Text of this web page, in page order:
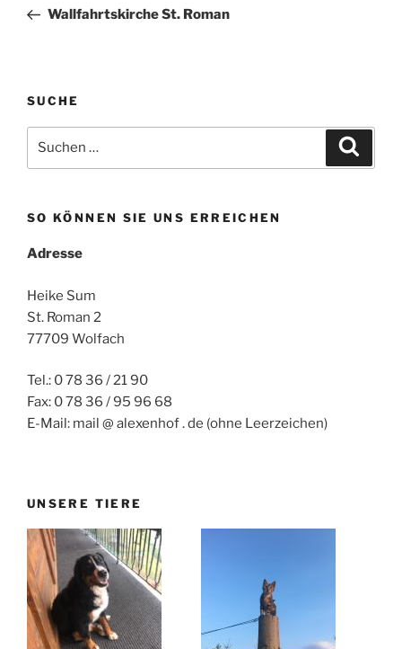
Beitrag
Wallfahrtskirche St. Roman
SUCHE
nach:
SO KÖNNEN SIE UNS ERREICHEN
Adresse
Heike Sum
St. Roman 2
77709 Wolfach
Tel.: 0 78 36 / 21 90
Fax: 0 78 36 / 95 96 68
E-Mail: mail @ alexenhof . de (ohne Leerzeichen)
UNSERE TIERE